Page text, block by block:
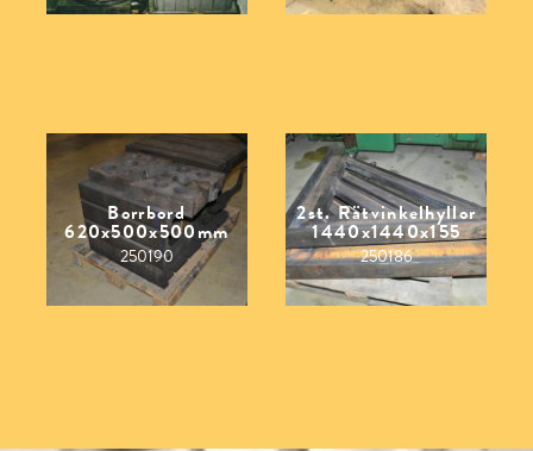
Borrbord
620x500x500mm
250190
2st. Rätvinkelhyllor
1440x1440x155
250186